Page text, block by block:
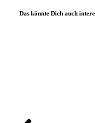
Das könnte Dich auch